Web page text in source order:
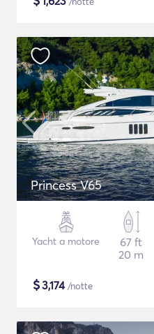
Princess V65
Yacht a motore
67 ft
20 m
$3,174/notte